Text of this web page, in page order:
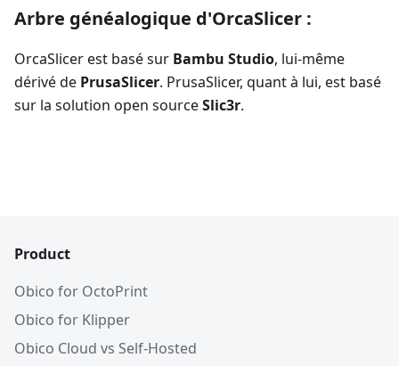
Arbre généalogique d'OrcaSlicer :
OrcaSlicer est basé sur Bambu Studio, lui-même
dérivé de PrusaSlicer. PrusaSlicer, quant à lui, est basé
sur la solution open sourceSlic3r.
Product
Obico for OctoPrint
Obico for Klipper
Obico Cloud vs Self-Hosted